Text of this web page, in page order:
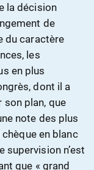
la décision
de
du caractère
les
en plus
dont il a
plan, que
note des plus
en blanc
supervision n’est
que « grand